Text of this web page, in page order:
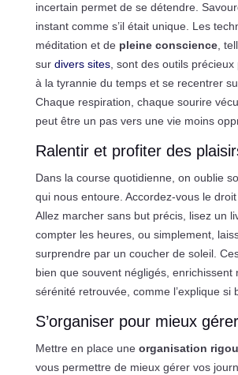
incertain permet de se détendre.
instant comme s’il était unique. Les
méditation et de pleine conscience,
sur divers sites, sont des outils
à la tyrannie du temps et se recentrer
Chaque respiration, chaque sourire
peut être un pas vers une vie moins
Ralentir et profiter des
Dans la course quotidienne, on oublie
qui nous entoure. Accordez-vous le
Allez marcher sans but précis, lisez un
compter les heures, ou simplement,
surprendre par un coucher de soleil.
bien que souvent négligés, enrichissent
sérénité retrouvée, comme l’explique si
S’organiser pour mieux
Mettre en place une organisation
vous permettre de mieux gérer vos